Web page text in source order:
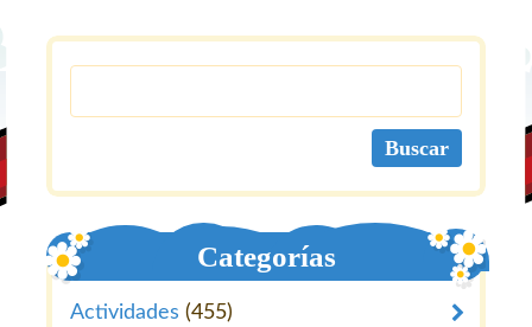
Categorías
Actividades (455)